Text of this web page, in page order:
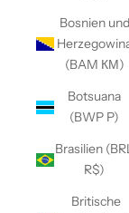
Bosnien und
(BAM КМ)
Botsuana
(BWP P)
Brasilien
R$)
Britische